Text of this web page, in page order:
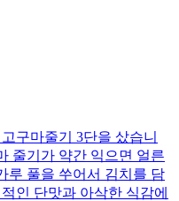
구마줄기 3단을 샀습니
줄기가 약간 익으면 얼른
루 풀을 쑤어서 김치를 담
인 단맛과 아삭한 식감에